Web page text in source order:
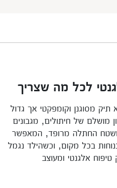
לכל מה שצריך
מסוגנן וקומפקטי אך גדול
של חיתולים, מגבונים
משטח החתלה מרופד, המאפשר
בכל מקום, וכשהילד נגמל
אלגנטי ומעוצב